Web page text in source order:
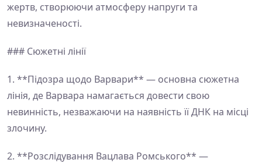
жертв, створюючи атмосферу напруги та
невизначеності.
### Сюжетні лінії
1. **Підозра щодо Варвари** — основна сюжетна
лінія, де Варвара намагається довести свою
невинність, незважаючи на наявність її ДНК на місці
злочину.
2. **Розслідування Вацлава Ромського** —